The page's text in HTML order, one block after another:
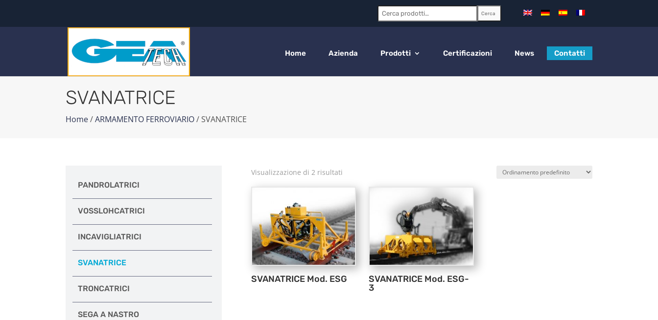
Cerca:
Cerca
Home Azienda Prodotti Certificazioni News Contatti
SVANATRICE
Home/ARMAMENTO FERROVIARIO/ SVANATRICE
PANDROLATRICI
VOSSLOHCATRICI
INCAVIGLIATRICI
SVANATRICE
TRONCATRICI
SEGA A NASTRO
Visualizzazione di 2 risultati
SVANATRICE Mod. ESG
SVANATRICE Mod. ESG-
3